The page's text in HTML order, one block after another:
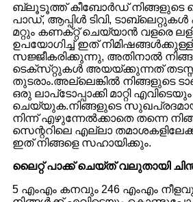
ബ്ലൂടൂത്ത് കീബോർഡ്
പാഡ്, ആപ്പിൾ ടിവി, ടാബ്‌ലെറ്റുകൾ
മറ്റും കണക്‌റ്റ് ചെയ്യാൻ വളരെ
ഉപയോഗിച്ച് ഇത്
സജ്ജീകരിക്കുന്നു, അതിനാൽ
ടെക്‌സ്‌റ്റുകൾ അയയ്‌ക്കുന്നത്
തുടരാം.അല്ലെങ്കിൽ നിങ്ങളുടെ
ഒരു ലാപ്‌ടോപ്പാക്കി മാറ്റി
ചെയ്യുക.നിങ്ങളുടെ
നിന്ന് എഴുന്നേൽക്കാതെ തന്നെ
സെന്ററിലെ എല്ലാ
ഇത് നിങ്ങളെ സഹായിക്കും.
ലൈറ്റ് പാക്ക് ചെയ്ത് വലുതായി
5 എംഎം കനവും 246 എംഎം